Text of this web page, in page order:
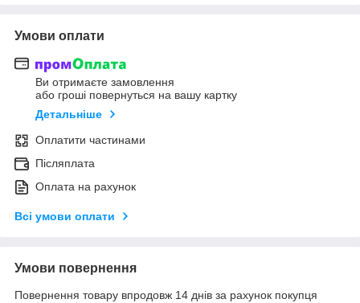
Умови оплати
Ви отримаєте замовлення
або гроші повернуться на вашу картку
Детальніше
Оплатити частинами
Післяплата
Оплата на рахунок
Всі умови оплати
Умови повернення
Повернення товару впродовж 14 днів за рахунок покупця